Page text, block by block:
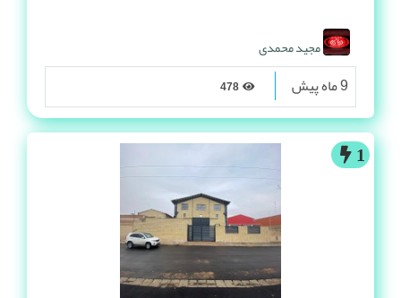
مجید محمدی
9 ماه پیش
1